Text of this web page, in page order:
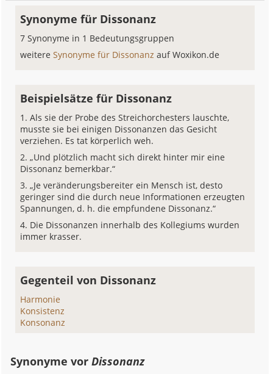
Synonyme für Dissonanz
7 Synonyme in 1 Bedeutungsgruppen
weitereSynonyme für Dissonanzauf Woxikon.de
Beispielsätze für Dissonanz
Als sie der Probe des Streichorchesters lauschte,
musste sie bei einigen Dissonanzen das Gesicht
verziehen. Es tat körperlich weh.
„Und plötzlich macht sich direkt hinter mir eine
Dissonanz bemerkbar.“
„Je veränderungsbereiter ein Mensch ist, desto
geringer sind die durch neue Informationen erzeugten
Spannungen, d. h. die empfundene Dissonanz.“
Die Dissonanzen innerhalb des Kollegiums wurden
immer krasser.
Gegenteil von Dissonanz
Harmonie
Konsistenz
Konsonanz
Synonyme vorDissonanz